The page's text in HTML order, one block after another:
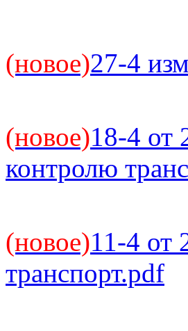
(новое)27-4
(новое)18-4 от
контролю
(новое)11-4 от
транспорт.pdf